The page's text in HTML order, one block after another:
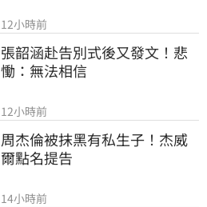
12小時前
張韶涵赴告別式後又發文！悲
慟：無法相信
12小時前
周杰倫被抹黑有私生子！杰威
爾點名提告
14小時前